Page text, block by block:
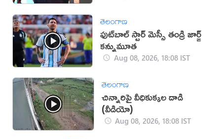
తెలంగాణ
ఫుట్‌బాల్ స్టార్ మెస్సీ తండ్రి జార్జ్
కన్నుమూత
Aug 08, 2026, 18:08 IST
తెలంగాణ
చిన్నారిపై వీధికుక్కల దాడి
(వీడియో)
Aug 08, 2026, 18:08 IST